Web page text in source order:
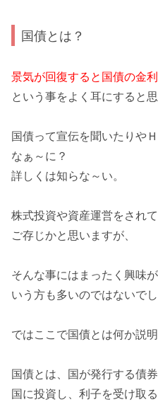
国債とは？
景気が回復すると国債の金
という事をよく耳にすると思
国債って宣伝を聞いたりや
なぁ～に？
詳しくは知らな～い。
株式投資や資産運営をされ
ご存じかと思いますが、
そんな事にはまったく興味
いう方も多いのではないで
ではここで国債とは何か説明
国債とは、国が発行する債
国に投資し、利子を受け取